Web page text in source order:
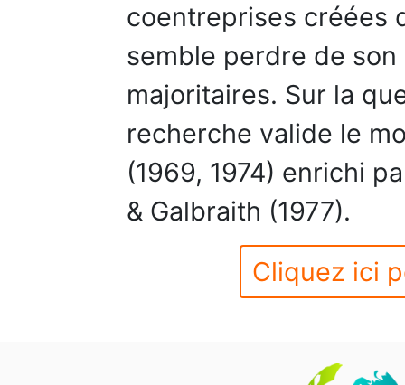
coentreprises créées
semble perdre de
majoritaires. Sur la
recherche valide le
(1969, 1974) enrichi
& Galbraith (1977).
Cliquez ici